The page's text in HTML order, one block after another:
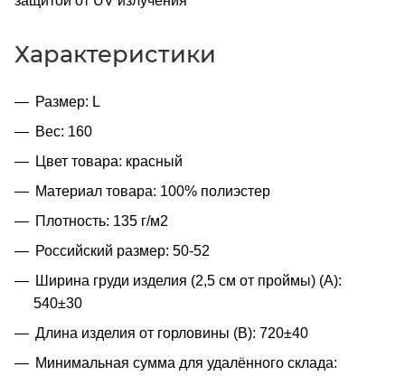
Характеристики
Размер: L
Вес: 160
Цвет товара: красный
Материал товара: 100% полиэстер
Плотность: 135 г/м2
Российский размер: 50-52
Ширина груди изделия (2,5 см от проймы) (A):
540±30
Длина изделия от горловины (B): 720±40
Минимальная сумма для удалённого склада: